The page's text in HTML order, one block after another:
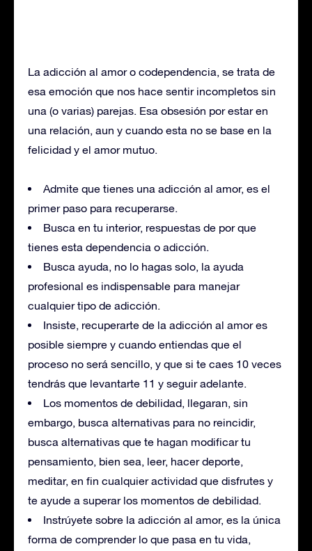
La adicción al amor o codependencia, se trata de
esa emoción que nos hace sentir incompletos sin
una (o varias) parejas. Esa obsesión por estar en
una relación, aun y cuando esta no se base en la
felicidad y el amor mutuo.
Admite que tienes una adicción al amor, es el
primer paso para recuperarse.
Busca en tu interior, respuestas de por que
tienes esta dependencia o adicción.
Busca ayuda, no lo hagas solo, la ayuda
profesional es indispensable para manejar
cualquier tipo de adicción.
Insiste, recuperarte de la adicción al amor es
posible siempre y cuando entiendas que el
proceso no será sencillo, y que si te caes 10 veces
tendrás que levantarte 11 y seguir adelante.
Los momentos de debilidad, llegaran, sin
embargo, busca alternativas para no reincidir,
busca alternativas que te hagan modificar tu
pensamiento, bien sea, leer, hacer deporte,
meditar, en fin cualquier actividad que disfrutes y
te ayude a superar los momentos de debilidad.
Instrúyete sobre la adicción al amor, es la única
forma de comprender lo que pasa en tu vida,